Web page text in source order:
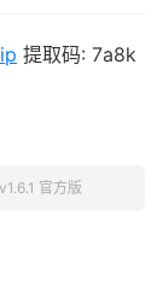
提取码: 7a8k
官方版